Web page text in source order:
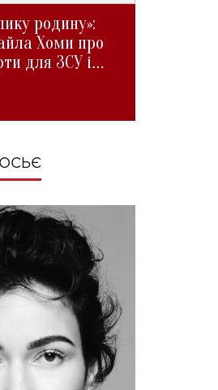
родину»:
Хоми про
для ЗСУ і